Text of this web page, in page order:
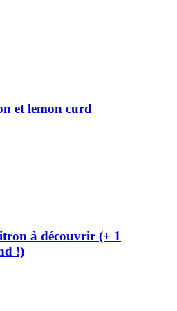
et lemon curd
à découvrir (+ 1
!)